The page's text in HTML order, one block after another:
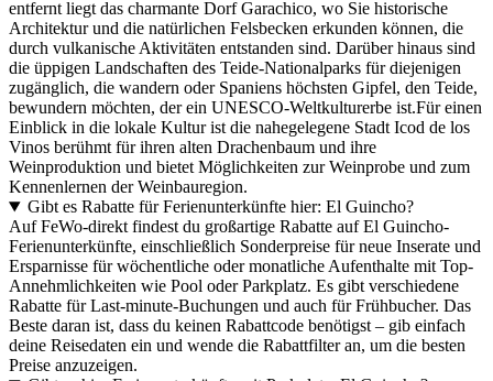
entfernt liegt das charmante Dorf Garachico, wo Sie historische
Architektur und die natürlichen Felsbecken erkunden können, die
durch vulkanische Aktivitäten entstanden sind. Darüber hinaus sind
die üppigen Landschaften des Teide-Nationalparks für diejenigen
zugänglich, die wandern oder Spaniens höchsten Gipfel, den Teide,
bewundern möchten, der ein UNESCO-Weltkulturerbe ist.Für einen
Einblick in die lokale Kultur ist die nahegelegene Stadt Icod de los
Vinos berühmt für ihren alten Drachenbaum und ihre
Weinproduktion und bietet Möglichkeiten zur Weinprobe und zum
Kennenlernen der Weinbauregion.
Gibt es Rabatte für Ferienunterkünfte hier: El Guincho?
Auf FeWo-direkt findest du großartige Rabatte auf El Guincho-
Ferienunterkünfte, einschließlich Sonderpreise für neue Inserate und
Ersparnisse für wöchentliche oder monatliche Aufenthalte mit Top-
Annehmlichkeiten wie Pool oder Parkplatz. Es gibt verschiedene
Rabatte für Last-minute-Buchungen und auch für Frühbucher. Das
Beste daran ist, dass du keinen Rabattcode benötigst – gib einfach
deine Reisedaten ein und wende die Rabattfilter an, um die besten
Preise anzuzeigen.